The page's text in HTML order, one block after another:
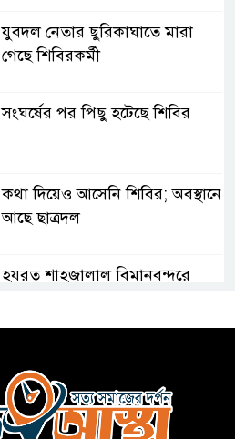
যুবদল নেতার ছুরিকাঘাতে মারা
গেছে শিবিরকর্মী
সংঘর্ষের পর পিছু হটেছে শিবির
কথা দিয়েও আসেনি শিবির; অবস্থানে
আছে ছাত্রদল
হযরত শাহজালাল বিমানবন্দরে
কিশোর